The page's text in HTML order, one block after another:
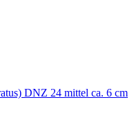
DNZ 24 mittel ca. 6 cm